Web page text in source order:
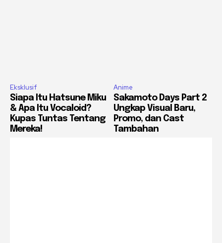
Eksklusif
Siapa Itu Hatsune Miku
& Apa Itu Vocaloid?
Kupas Tuntas Tentang
Mereka!
Anime
Sakamoto Days Part 2
Ungkap Visual Baru,
Promo, dan Cast
Tambahan